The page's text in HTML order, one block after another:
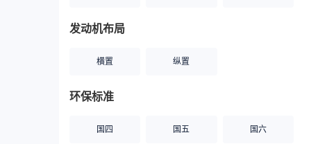
发动机布局
横置 纵置
环保标准
国四 国五 国六